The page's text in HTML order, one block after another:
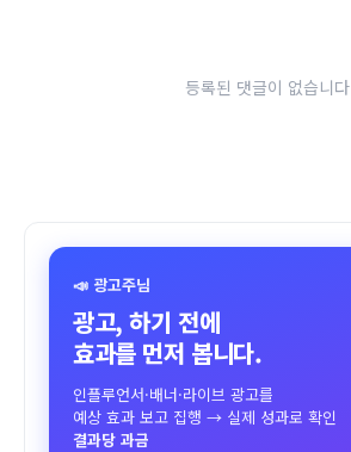
등록된 댓글이 없습니다
📣 광고주님
광고, 하기 전에
효과를 먼저 봅니다.
인플루언서·배너·라이브 광고를
예상 효과 보고 집행 → 실제 성과로 확인
결과당 과금